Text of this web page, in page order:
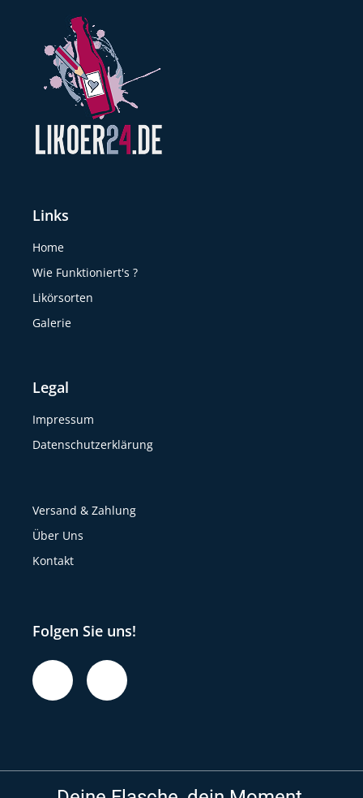
Links
Home
Wie Funktioniert's ?
Likörsorten
Galerie
Legal
Impressum
Datenschutzerklärung
Versand & Zahlung
Über Uns
Kontakt
Folgen Sie uns!